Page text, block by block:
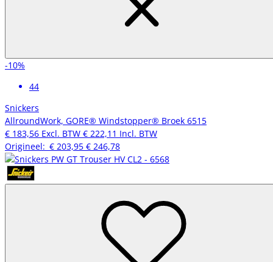
-10%
44
Snickers
AllroundWork, GORE® Windstopper® Broek 6515
€ 183,56 Excl. BTW € 222,11 Incl. BTW
Origineel: € 203,95 € 246,78